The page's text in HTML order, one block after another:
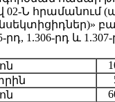
հրամանում
րդ, 1.306-րդ և